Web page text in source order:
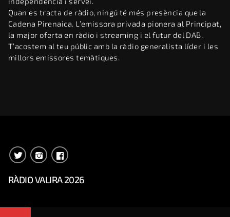
Quan es tracta de ràdio, ningú té més presència que la
Cadena Pirenaica. L’emissora privada pionera al Principat,
la major oferta en ràdio i streaming i el futur del DAB.
T’acostem al teu públic amb la ràdio generalista líder i les
millors emissores temàtiques.
RÀDIO VALIRA 2026